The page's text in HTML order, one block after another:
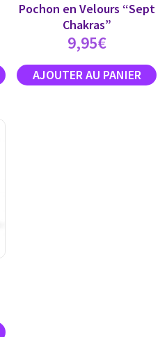
Pochon en Velours “Sept
Chakras”
9,95€